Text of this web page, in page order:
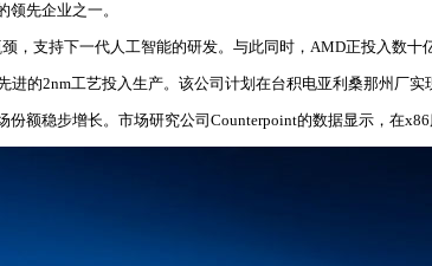
先企业之一。
，支持下一代人工智能的研发。与此同时，AMD正投入数十
的2nm工艺投入生产。该公司计划在台积电亚利桑那州厂实
额稳步增长。市场研究公司Counterpoint的数据显示，在